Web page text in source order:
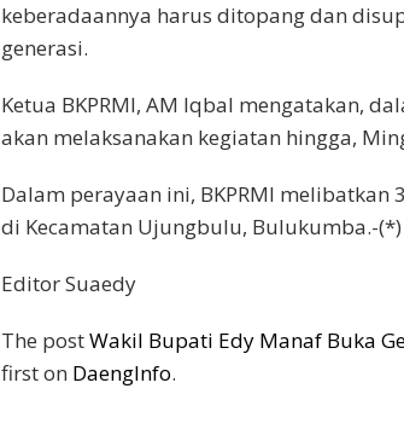
keberadaannya harus ditopang dan
generasi.
Ketua BKPRMI, AM Iqbal mengatakan,
akan melaksanakan kegiatan hingga,
Dalam perayaan ini, BKPRMI melibatkan
di Kecamatan Ujungbulu, Bulukumba.-(*)
Editor Suaedy
The postWakil Bupati Edy Manaf Buka
first on DaengInfo.